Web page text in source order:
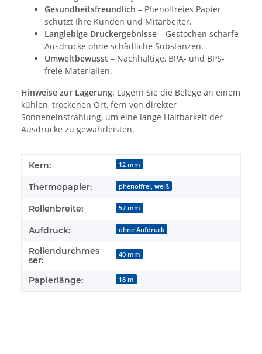
Gesundheitsfreundlich – Phenolfreies Papier
schützt Ihre Kunden und Mitarbeiter.
Langlebige Druckergebnisse – Gestochen scharfe
Ausdrucke ohne schädliche Substanzen.
Umweltbewusst – Nachhaltige, BPA- und BPS-
freie Materialien.
Hinweise zur Lagerung: Lagern Sie die Belege an einem
kühlen, trockenen Ort, fern von direkter
Sonneneinstrahlung, um eine lange Haltbarkeit der
Ausdrucke zu gewährleisten.
Kern: 12 mm
Thermopapier: phenolfrei, weiß
Rollenbreite: 57 mm
Aufdruck: ohne Aufdruck
Rollendurchmes
ser:
40 mm
Papierlänge: 18 m